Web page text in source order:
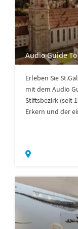
Audio Guide
Erleben Sie
mit dem Audio
Stiftsbezirk (seit
Erkern und der